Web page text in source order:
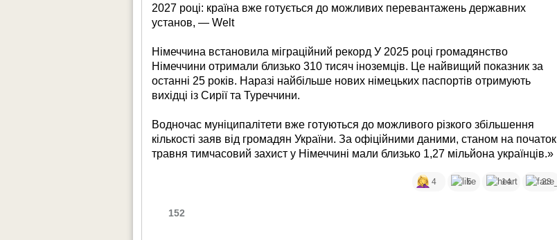
2027 році: країна вже готується до можливих перевантажень державних
установ, — Welt
Німеччина встановила міграційний рекорд У 2025 році громадянство
Німеччини отримали близько 310 тисяч іноземців. Це найвищий показник за
останні 25 років. Наразі найбільше нових німецьких паспортів отримують
вихідці із Сирії та Туреччини.
Водночас муніципалітети вже готуються до можливого різкого збільшення
кількості заяв від громадян України. За офіційними даними, станом на початок
травня тимчасовий захист у Німеччині мали близько 1,27 мільйона українців.»
4 5 14 28
152